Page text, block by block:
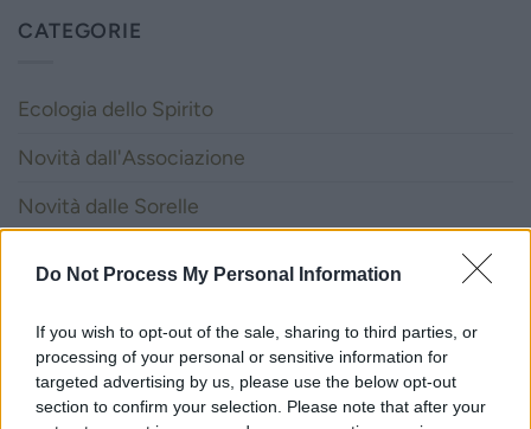
Do Not Process My Personal Information
If you wish to opt-out of the sale, sharing to third parties, or
processing of your personal or sensitive information for
targeted advertising by us, please use the below opt-out
section to confirm your selection. Please note that after your
CATEGORIE
Ecologia dello Spirito
Novità dall'Associazione
Novità dalle Sorelle
Vocazione
LITURGIA DELLA PAROLA